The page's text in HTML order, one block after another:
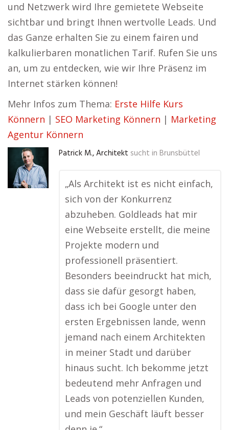
und Netzwerk wird Ihre gemietete Webseite
sichtbar und bringt Ihnen wertvolle Leads. Und
das Ganze erhalten Sie zu einem fairen und
kalkulierbaren monatlichen Tarif. Rufen Sie uns
an, um zu entdecken, wie wir Ihre Präsenz im
Internet stärken können!
Mehr Infos zum Thema: Erste Hilfe Kurs
Könnern | SEO Marketing Könnern | Marketing
Agentur Könnern
Patrick M., Architekt sucht in Brunsbüttel
„Als Architekt ist es nicht einfach,
sich von der Konkurrenz
abzuheben. Goldleads hat mir
eine Webseite erstellt, die meine
Projekte modern und
professionell präsentiert.
Besonders beeindruckt hat mich,
dass sie dafür gesorgt haben,
dass ich bei Google unter den
ersten Ergebnissen lande, wenn
jemand nach einem Architekten
in meiner Stadt und darüber
hinaus sucht. Ich bekomme jetzt
bedeutend mehr Anfragen und
Leads von potenziellen Kunden,
und mein Geschäft läuft besser